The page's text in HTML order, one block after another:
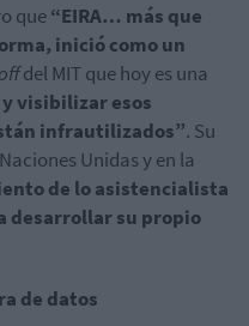
que“EIRA… más que
inició como un
del MIT que hoy es una
visibilizar esos
infrautilizados”. Su
Unidas y en la
de lo asistencialista
desarrollar su propio
de datos